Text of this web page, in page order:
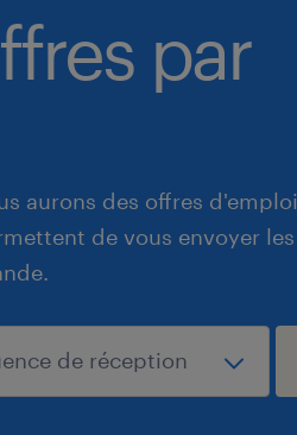
par
aurons des offres d'emploi
de vous envoyer les